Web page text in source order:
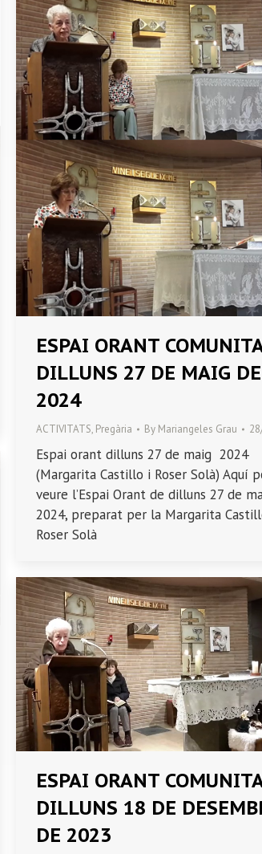
ESPAI ORANT
DILLUNS 27 DE MAIG DE
2024
ACTIVITATS, Pregària By Mariangeles Grau
Espai orant dilluns 27 de maig 2024
(Margarita Castillo i Roser Solà) Aquí
veure l’Espai Orant de dilluns 27 de
2024, preparat per la Margarita
Roser Solà
ESPAI ORANT
DILLUNS 18 DE
DE 2023